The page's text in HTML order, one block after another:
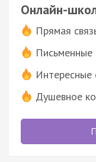
Онлайн-
Прямая
Письменные
Интересные
Душевное